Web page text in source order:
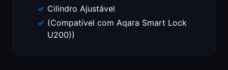
Cilindro Ajustável
(Compatível com Aqara Smart Lock
U200))